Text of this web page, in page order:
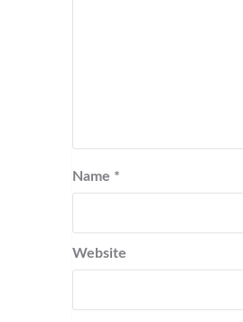
Name *
Website